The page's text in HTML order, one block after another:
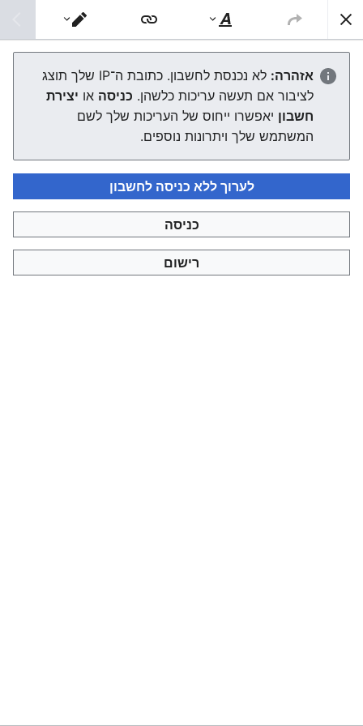
צפונות ויקי
הראשון לציון
העורך ייטען עכשיו. אם ההודעה הזאת עדיין מוצגת לאחר כמה
שניות, אפשרלטעון את הדף מחדש.
מדיניות פרטיות תצוגת מחשבים
סגנוּן
טקסט
מעבר
עורך
אזהרה:
לא נכנסת לחשבון. כתובת ה־IP שלך תוצג
לציבור אם תעשה עריכות כלשהן. כניסה או יצירת
חשבון יאפשרו ייחוס של העריכות שלך לשם
המשתמש שלך ויתרונות נוספים.
לערוך ללא כניסה לחשבון
כניסה
רישום